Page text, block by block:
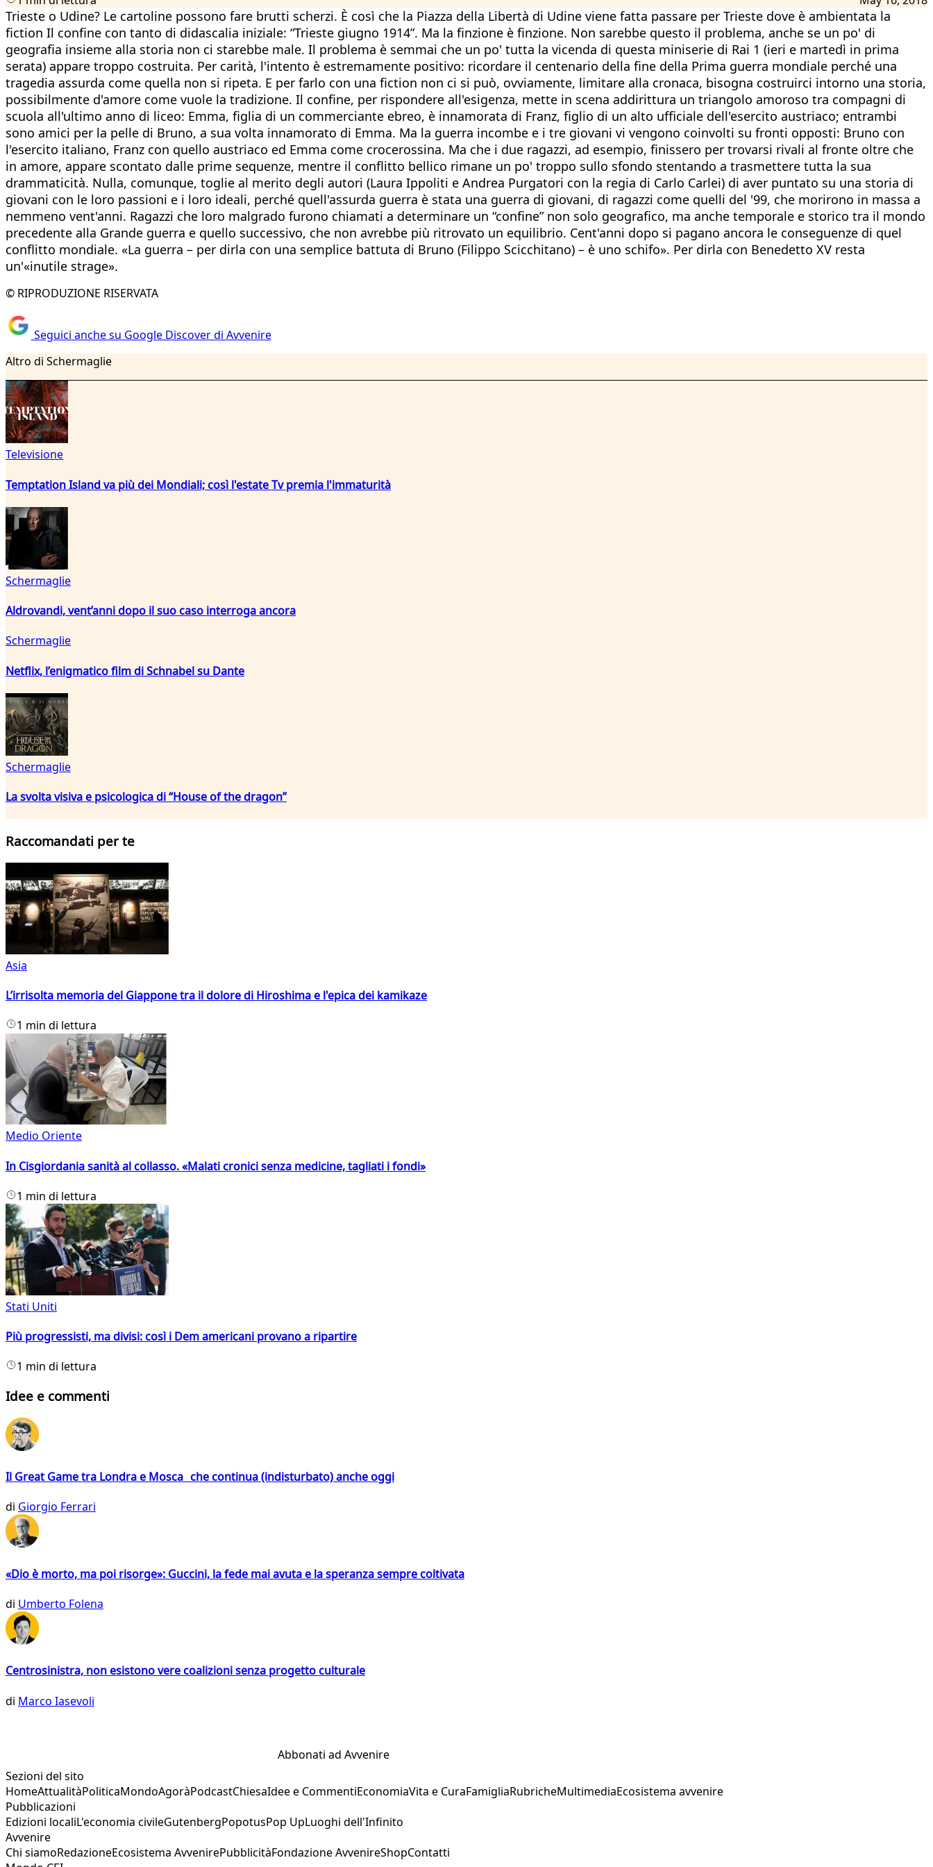
Trieste o Udine? Le cartoline possono fare brutti scherzi. È così che la Piazza della Libertà di Udine viene fatta passare per Trieste dove è ambientata la
fiction Il confine con tanto di didascalia iniziale: “Trieste giugno 1914”. Ma la finzione è finzione. Non sarebbe questo il problema, anche se un po' di
geografia insieme alla storia non ci starebbe male. Il problema è semmai che un po' tutta la vicenda di questa miniserie di Rai 1 (ieri e martedì in prima
serata) appare troppo costruita. Per carità, l'intento è estremamente positivo: ricordare il centenario della fine della Prima guerra mondiale perché una
tragedia assurda come quella non si ripeta. E per farlo con una fiction non ci si può, ovviamente, limitare alla cronaca, bisogna costruirci intorno una storia,
possibilmente d'amore come vuole la tradizione. Il confine, per rispondere all'esigenza, mette in scena addirittura un triangolo amoroso tra compagni di
scuola all'ultimo anno di liceo: Emma, figlia di un commerciante ebreo, è innamorata di Franz, figlio di un alto ufficiale dell'esercito austriaco; entrambi
sono amici per la pelle di Bruno, a sua volta innamorato di Emma. Ma la guerra incombe e i tre giovani vi vengono coinvolti su fronti opposti: Bruno con
l'esercito italiano, Franz con quello austriaco ed Emma come crocerossina. Ma che i due ragazzi, ad esempio, finissero per trovarsi rivali al fronte oltre che
in amore, appare scontato dalle prime sequenze, mentre il conflitto bellico rimane un po' troppo sullo sfondo stentando a trasmettere tutta la sua
drammaticità. Nulla, comunque, toglie al merito degli autori (Laura Ippoliti e Andrea Purgatori con la regia di Carlo Carlei) di aver puntato su una storia di
giovani con le loro passioni e i loro ideali, perché quell'assurda guerra è stata una guerra di giovani, di ragazzi come quelli del '99, che morirono in massa a
nemmeno vent'anni. Ragazzi che loro malgrado furono chiamati a determinare un “confine” non solo geografico, ma anche temporale e storico tra il mondo
precedente alla Grande guerra e quello successivo, che non avrebbe più ritrovato un equilibrio. Cent'anni dopo si pagano ancora le conseguenze di quel
conflitto mondiale. «La guerra – per dirla con una semplice battuta di Bruno (Filippo Scicchitano) – è uno schifo». Per dirla con Benedetto XV resta
un'«inutile strage».
© RIPRODUZIONE RISERVATA
Seguici anche su Google Discover di Avvenire
Altro di Schermaglie
Televisione
Temptation Island va più dei Mondiali; così l'estate Tv premia l'immaturità
Schermaglie
Aldrovandi, vent’anni dopo il suo caso interroga ancora
Schermaglie
Netflix, l’enigmatico film di Schnabel su Dante
Schermaglie
La svolta visiva e psicologica di “House of the dragon”
Raccomandati per te
Asia
L’irrisolta memoria del Giappone tra il dolore di Hiroshima e l'epica dei kamikaze
1 min di lettura
Medio Oriente
In Cisgiordania sanità al collasso. «Malati cronici senza medicine, tagliati i fondi»
1 min di lettura
Stati Uniti
Più progressisti, ma divisi: così i Dem americani provano a ripartire
1 min di lettura
Idee e commenti
Il Great Game tra Londra e Mosca che continua (indisturbato) anche oggi
di Giorgio Ferrari
«Dio è morto, ma poi risorge»: Guccini, la fede mai avuta e la speranza sempre coltivata
di Umberto Folena
Centrosinistra, non esistono vere coalizioni senza progetto culturale
di Marco Iasevoli
Abbonati ad Avvenire
Sezioni del sito
HomeAttualitàPoliticaMondoAgoràPodcastChiesaIdee e CommentiEconomiaVita e CuraFamigliaRubricheMultimediaEcosistema avvenire
Pubblicazioni
Edizioni localiL'economia civileGutenbergPopotusPop UpLuoghi dell'Infinito
Avvenire
Chi siamoRedazioneEcosistema AvvenirePubblicitàFondazione AvvenireShopContatti